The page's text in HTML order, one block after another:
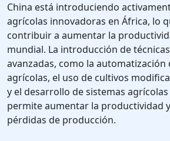
China está introduciendo
agrícolas innovadoras en África, lo
contribuir a aumentar la
mundial. La introducción de
avanzadas, como la automatización
agrícolas, el uso de cultivos
y el desarrollo de sistemas
permite aumentar la productividad
pérdidas de producción.